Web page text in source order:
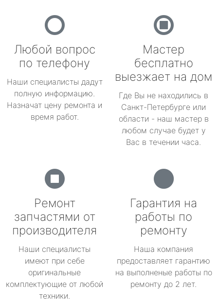
Любой вопрос
по телефону
Наши специалисты дадут
полную информацию.
Назначат цену ремонта и
время работ.
Мастер
бесплатно
выезжает на дом
Где Вы не находились в
Санкт-Петербурге или
области - наш мастер в
любом случае будет у
Вас в течении часа.
Ремонт
запчастями от
производителя
Наши специалисты
имеют при себе
оригинальные
комплектующие от любой
техники.
Гарантия на
работы по
ремонту
Наша компания
предоставляет гарантию
на выполненые работы по
ремонту до 2 лет.